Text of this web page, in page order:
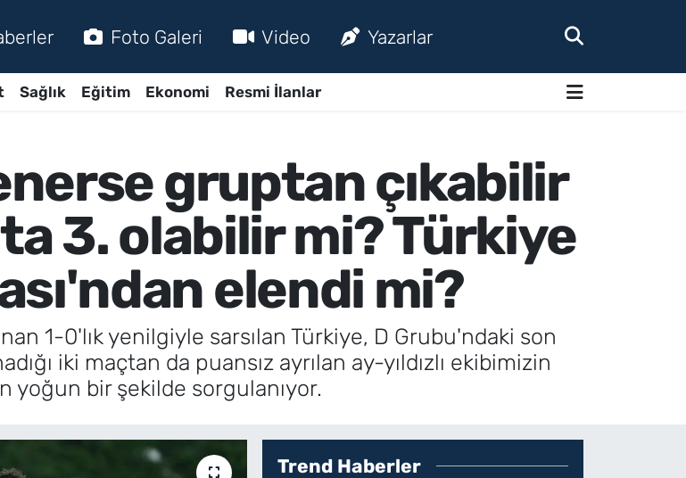
Foto Galeri Video Yazarlar
Sağlık Eğitim Ekonomi Resmi İlanlar
gruptan çıkabilir
3. olabilir mi? Türkiye
elendi mi?
1-0'lık yenilgiyle sarsılan Türkiye, D Grubu'ndaki son
iki maçtan da puansız ayrılan ay-yıldızlı ekibimizin
yoğun bir şekilde sorgulanıyor.
Trend Haberler